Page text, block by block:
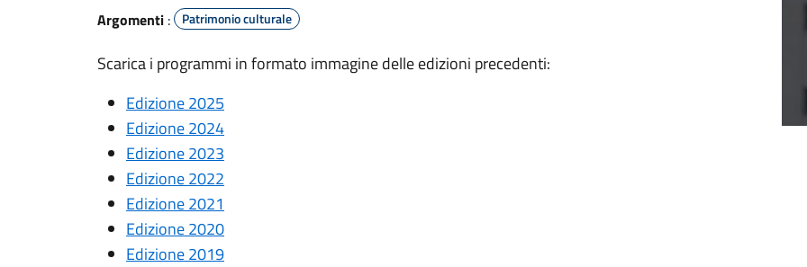
Argomenti : Patrimonio culturale
Scarica i programmi in formato immagine delle edizioni precedenti:
Edizione 2025
Edizione 2024
Edizione 2023
Edizione 2022
Edizione 2021
Edizione 2020
Edizione 2019